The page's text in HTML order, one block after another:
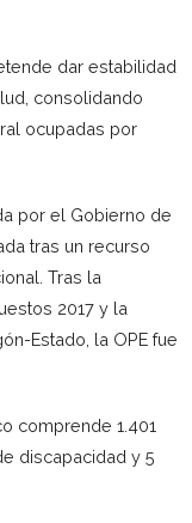
dar estabilidad
consolidando
ocupadas por
por el Gobierno de
tras un recurso
Tras la
2017 y la
Estado, la OPE fue
comprende 1.401
discapacidad y 5